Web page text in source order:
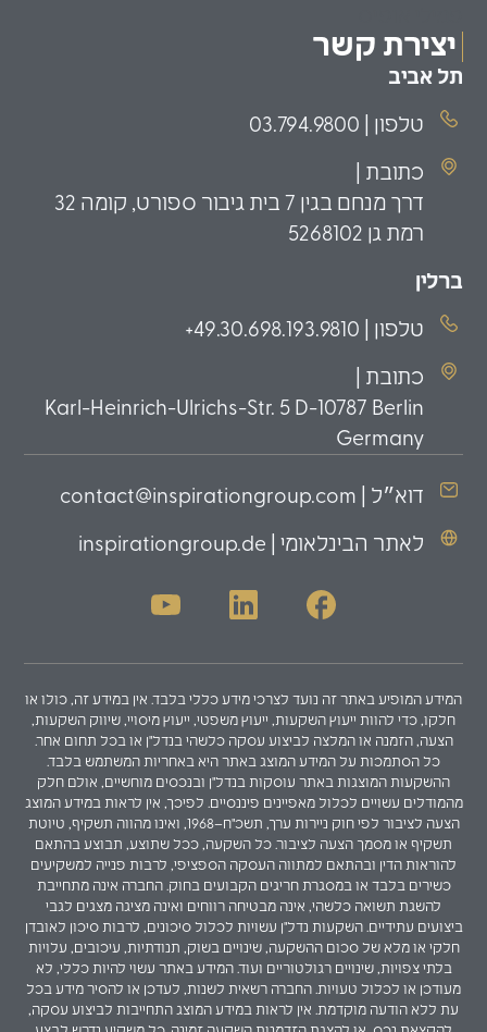
יצירת קשר
תל אביב
טלפון | 03.794.9800
כתובת |
דרך מנחם בגין 7 בית גיבור ספורט, קומה 32
רמת גן 5268102
ברלין
טלפון | 49.30.698.193.9810+
כתובת |
Karl-Heinrich-Ulrichs-Str. 5 D-10787 Berlin
Germany
דוא״ל | contact@inspirationgroup.com
לאתר הבינלאומי | inspirationgroup.de
המידע המופיע באתר זה נועד לצרכי מידע כללי בלבד. אין במידע זה, כולו או
חלקו, כדי להוות ייעוץ השקעות, ייעוץ משפטי, ייעוץ מיסויי, שיווק השקעות,
הצעה, הזמנה או המלצה לביצוע עסקה כלשהי בנדל"ן או בכל תחום אחר.
כל הסתמכות על המידע המוצג באתר היא באחריות המשתמש בלבד.
ההשקעות המוצגות באתר עוסקות בנדל"ן ובנכסים מוחשיים, אולם חלק
מהמודלים עשויים לכלול מאפיינים פיננסיים. לפיכך, אין לראות במידע המוצג
הצעה לציבור לפי חוק ניירות ערך, תשכ"ח–1968, ואינו מהווה תשקיף, טיוטת
תשקיף או מסמך הצעה לציבור. כל השקעה, ככל שתוצע, תבוצע בהתאם
להוראות הדין ובהתאם למתווה העסקה הספציפי, לרבות פנייה למשקיעים
כשירים בלבד או במסגרת חריגים הקבועים בחוק. החברה אינה מתחייבת
להשגת תשואה כלשהי, אינה מבטיחה רווחים ואינה מציגה מצגים לגבי
ביצועים עתידיים. השקעות נדל"ן עשויות לכלול סיכונים, לרבות סיכון לאובדן
חלקי או מלא של סכום ההשקעה, שינויים בשוק, תנודתיות, עיכובים, עלויות
בלתי צפויות, שינויים רגולטוריים ועוד. המידע באתר עשוי להיות כללי, לא
מעודכן או לכלול טעויות. החברה רשאית לשנות, לעדכן או להסיר מידע בכל
עת ללא הודעה מוקדמת. אין לראות במידע המוצג התחייבות לביצוע עסקה,